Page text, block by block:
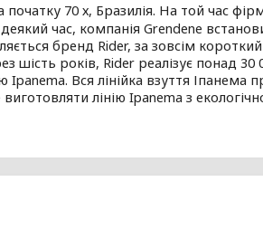
70 х, Бразилія. На той час
час, компанія Grendene
бренд Rider, за зовсім
років, Rider реалізує понад 30
Вся лінійка взуття Іпанема
лінію Ipanema з